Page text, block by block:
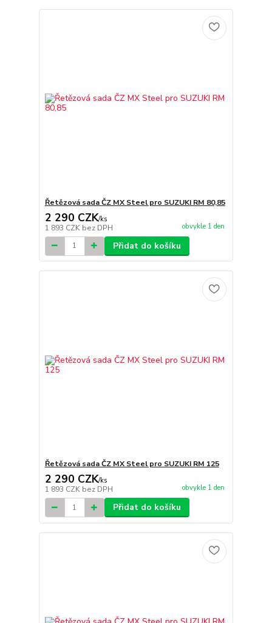
Řetězová sada ČZ MX Steel pro SUZUKI RM 80,85
2 290 CZK/ks
1 893 CZK bez DPH obvykle 1 den
Přidat do košíku
Řetězová sada ČZ MX Steel pro SUZUKI RM 125
2 290 CZK/ks
1 893 CZK bez DPH obvykle 1 den
Přidat do košíku